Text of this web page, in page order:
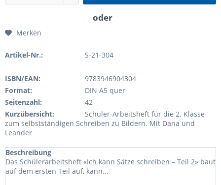
Merken
Artikel-Nr.: S-21-304
ISBN/EAN:
9783946904304
Format:
DIN A5 quer
Seitenzahl:
42
Kurzübersicht:
Schüler-Arbeitsheft für die 2. Klasse
zum selbstständigen Schreiben zu Bildern. Mit Dana und
Leander
Beschreibung
Das Schülerarbeitsheft «Ich kann Sätze schreiben – Teil 2» baut
auf dem ersten Teil auf, kann...